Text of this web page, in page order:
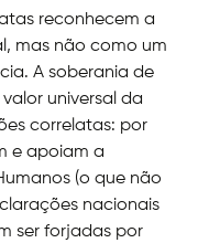
reconhecem a
mas não como um
A soberania de
universal da
correlatas: por
e apoiam a
(o que não
nacionais
ser forjadas por